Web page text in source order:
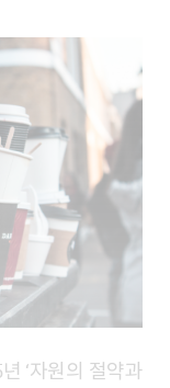
‘자원의 절약과